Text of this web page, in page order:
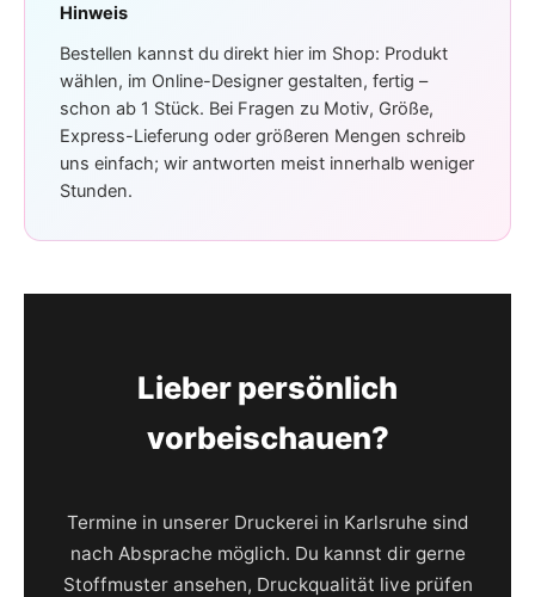
Hinweis
Bestellen kannst du direkt hier im Shop: Produkt
wählen, im Online-Designer gestalten, fertig –
schon ab 1 Stück. Bei Fragen zu Motiv, Größe,
Express-Lieferung oder größeren Mengen schreib
uns einfach; wir antworten meist innerhalb weniger
Stunden.
Lieber persönlich
vorbeischauen?
Termine in unserer Druckerei in Karlsruhe sind
nach Absprache möglich. Du kannst dir gerne
Stoffmuster ansehen, Druckqualität live prüfen